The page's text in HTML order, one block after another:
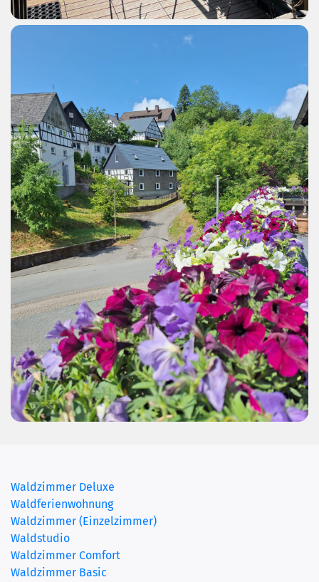
Waldzimmer Deluxe
Waldferienwohnung
Waldzimmer (Einzelzimmer)
Waldstudio
Waldzimmer Comfort
Waldzimmer Basic